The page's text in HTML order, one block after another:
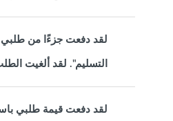
لقد دفعت جزءًا من طلبي
التسليم". لقد ألغيت